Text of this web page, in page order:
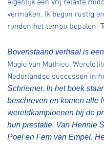
vermaken. Ik begon rustig
ronden het tempo bepalen.
Bovenstaand verhaal is
Magie van Mathieu,
Nederlandse successen in
Schriemer. In het boek
beschreven en komen alle
wereldkampioenen bij de
hun prestatie. Van Hennie
Poel en Fem van Empel.